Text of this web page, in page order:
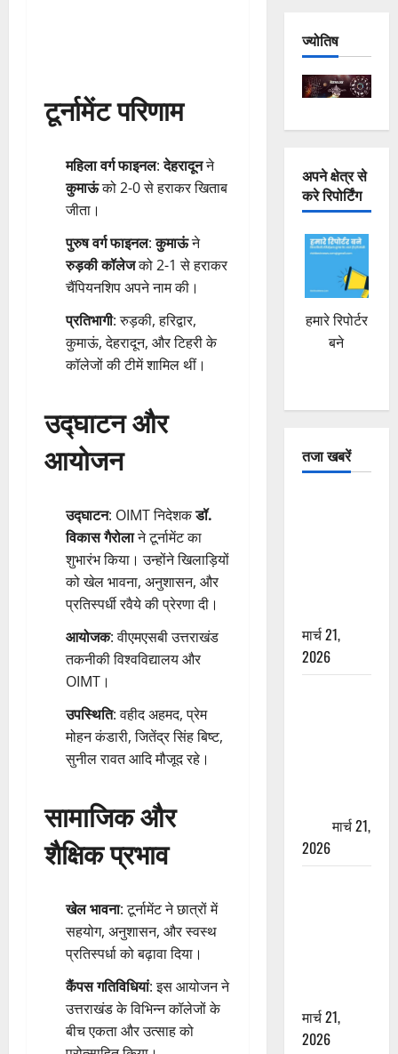
टूर्नामेंट परिणाम
महिला वर्ग फाइनल:देहरादूनने
कुमाऊंको 2-0 से हराकर खिताब
जीता।
पुरुष वर्ग फाइनल:कुमाऊंने
रुड़की कॉलेजको 2-1 से हराकर
चैंपियनशिप अपने नाम की।
प्रतिभागी: रुड़की, हरिद्वार,
कुमाऊं, देहरादून, और टिहरी के
कॉलेजों की टीमें शामिल थीं।
उद्घाटन और
आयोजन
उद्घाटन: OIMT निदेशकडॉ.
विकास गैरोलाने टूर्नामेंट का
शुभारंभ किया। उन्होंने खिलाड़ियों
को खेल भावना, अनुशासन, और
प्रतिस्पर्धी रवैये की प्रेरणा दी।
आयोजक: वीएमएसबी उत्तराखंड
तकनीकी विश्वविद्यालय और
OIMT।
उपस्थिति: वहीद अहमद, प्रेम
मोहन कंडारी, जितेंद्र सिंह बिष्ट,
सुनील रावत आदि मौजूद रहे।
सामाजिक और
शैक्षिक प्रभाव
खेल भावना: टूर्नामेंट ने छात्रों में
सहयोग, अनुशासन, और स्वस्थ
प्रतिस्पर्धा को बढ़ावा दिया।
कैंपस गतिविधियां: इस आयोजन ने
उत्तराखंड के विभिन्न कॉलेजों के
बीच एकता और उत्साह को
ज्योतिष
अपने क्षेत्र से
करे रिपोर्टिंग
हमारे रिपोर्टर
बने
तजा खबरें
मार्च 21,
2026
मार्च 21,
2026
मार्च 21,
2026